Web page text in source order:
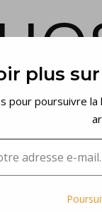
plus sur
pour poursuivre la
adresse e-mail…